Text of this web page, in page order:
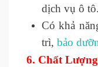
dịch vụ ô tô.
Có khả
trì, bảo
6. Chất